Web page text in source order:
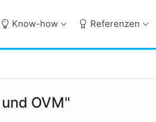
Know-how Referenzen
OVM"